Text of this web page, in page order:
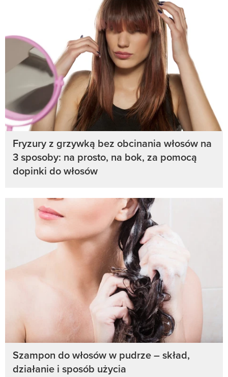
Fryzury z grzywką bez obcinania włosów na
3 sposoby: na prosto, na bok, za pomocą
dopinki do włosów
Szampon do włosów w pudrze – skład,
działanie i sposób użycia